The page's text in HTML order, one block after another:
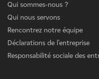
Qui sommes-nous ?
Qui nous servons
Rencontrez notre équipe
Déclarations de l'entreprise
Responsabilité sociale des